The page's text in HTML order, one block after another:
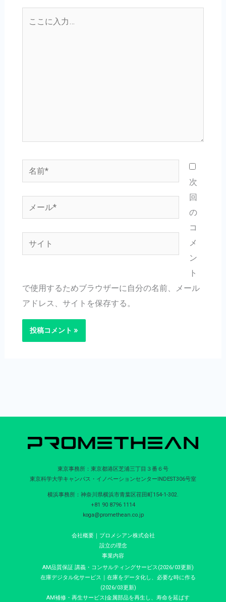
前
*
ー
ル
イ
次
回
の
コ
メ
ン
ト
で使用するためブラウザーに自分の名前、メール
アドレス、サイトを保存する。
東京事務所：東京都港区芝浦三丁目３番６号
東京科学大学キャンパス・イノベーションセンターINDEST306号室
横浜事務所：神奈川県横浜市青葉区荏田町154-1-302.
+81 90 8796 1114
koga@promethean.co.jp
会社概要｜プロメシアン株式会社
設立の理念
事業内容
AM品質保証 講義・コンサルティングサービス(2026/03更新)
在庫デジタル化サービス｜在庫をデータ化し、必要な時に作る
(2026/03更新)
AM補修・再生サービス|金属部品を再生し、寿命を延ばす